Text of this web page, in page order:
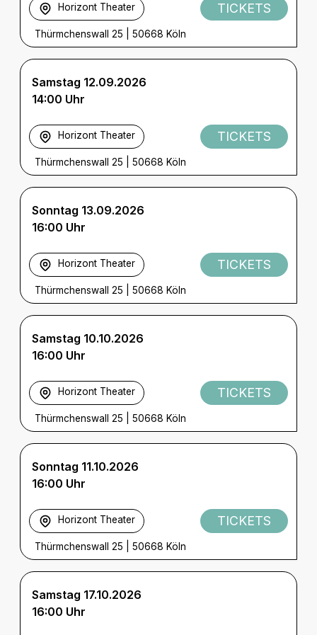
Horizont Theater
Thürmchenswall 25 50668 Köln
TICKETS
Samstag 12.09.2026
14:00 Uhr
Horizont Theater
Thürmchenswall 25 50668 Köln
TICKETS
Sonntag 13.09.2026
16:00 Uhr
Horizont Theater
Thürmchenswall 25 50668 Köln
TICKETS
Samstag 10.10.2026
16:00 Uhr
Horizont Theater
Thürmchenswall 25 50668 Köln
TICKETS
Sonntag 11.10.2026
16:00 Uhr
Horizont Theater
Thürmchenswall 25 50668 Köln
TICKETS
Samstag 17.10.2026
16:00 Uhr